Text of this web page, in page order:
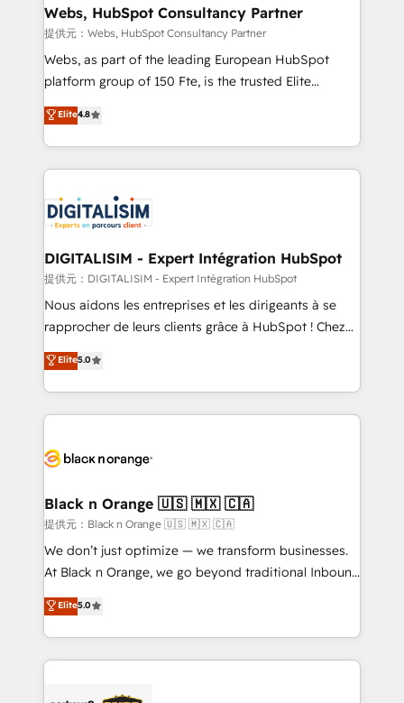
and build using HubSpot 🔌 Integrating HubSpot
with other systems 🎓 Training your teams to be
HubSpot pros 📊 Lead generation services using
HubSpot Why us? - SIX HubSpot Accreditations -
CRM, Solutions Architecture, Onboarding , Data
Migration, Custom Integration & Platform
team of 25+ experts Contact us today to help you
get more from your investment in HubSpot.
Webs, HubSpot Consultancy Partner
提供元：Webs, HubSpot Consultancy Partner
Webs, as part of the leading European HubSpot
platform group of 150 Fte, is the trusted Elite
HubSpot CRM Partner offering you a roadmap on
maximizing EBITDA and achieving Commercial
Excellence. With our targeted processes, we
strengthen your digital transformation and minimize
Implementation partner, we provide expertise to
drive your business forward. Since 2015 we are fully
dedicated to HubSpot and with an experienced
team (50+), we work with reputable companies in
B2B sectors such as manufacturing, SaaS and
business services. We prepare a customized
impact of your digital transformation, including a
detailed financial rationale with a focus on ROI and
embark on a transformational journey that sets your
business up for long-term success. Unlock your
business. If not now, when?
Elite4.8
DIGITALISIM - Expert Intégration HubSpot
提供元：DIGITALISIM - Expert Intégration HubSpot
Nous aidons les entreprises et les dirigeants à se
rapprocher de leurs clients grâce à HubSpot ! Chez
DIGITALISIM, nous avons l'intime conviction que la
réussite des entreprises passe par l’innovation web,
le marketing digital, et la relation client ! C'est
pourquoi, nos experts sont à la fois capables de
référencement, votre stratégie digitale et le pilotage
projet HubSpot avec DIGITALISIM : 🧽 Nettoyage,
migration et intégration des bases de données. 🚀
Développement des interfaces avec vos logiciels
métiers ⚙️ Configuration de la plateforme HubSpot
Book Process & Guidelines utilisateurs 🎓
Formations des utilisateurs
Elite5.0
Black n Orange 🇺🇸 🇲🇽 🇨🇦
提供元：Black n Orange 🇺🇸 🇲🇽 🇨🇦
We don’t just optimize — we transform businesses.
At Black n Orange, we go beyond traditional Inbound
Marketing with our exclusive methodologies:
BOOMS and BOOST. Together, they form a powerful
combination that has driven success for over 800
businesses worldwide. As Elite HubSpot Partners, we
Elite5.0